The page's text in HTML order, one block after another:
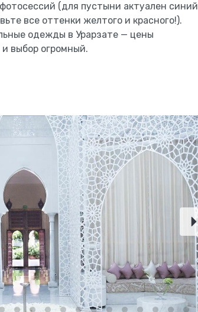
(для пустыни актуален синий
все оттенки желтого и красного!).
одежды в Урарзате — цены
выбор огромный.